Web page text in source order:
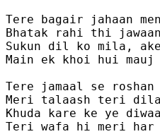
Tere bagair jahaan
Bhatak rahi thi
Sukun dil ko mila,
Main ek khoi hui
Tere jamaal se
Meri talaash teri
Khuda kare ke ye
Teri wafa hi meri